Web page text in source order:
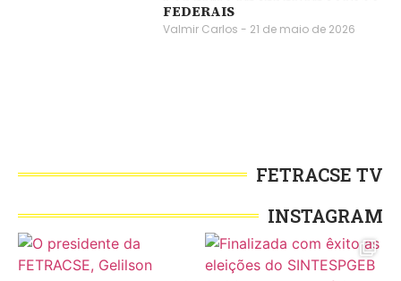
FEDERAIS
Valmir Carlos 21 de maio de 2026
FETRACSE TV
INSTAGRAM